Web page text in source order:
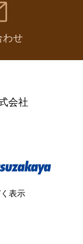
わせ
会社
表示